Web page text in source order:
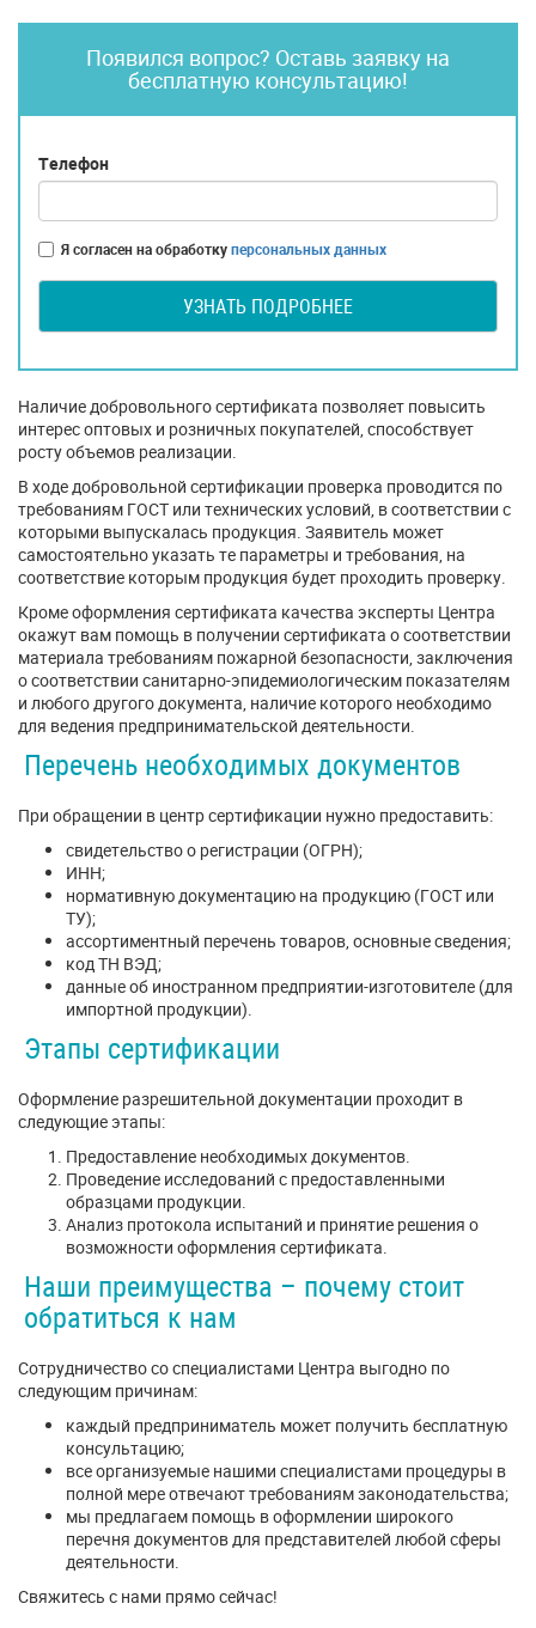
Появился вопрос? Оставь заявку на
бесплатную консультацию!
Телефон
Я согласен на обработкуперсональных данных
УЗНАТЬ ПОДРОБНЕЕ
Наличие добровольного сертификата позволяет повысить
интерес оптовых и розничных покупателей, способствует
росту объемов реализации.
В ходе добровольной сертификации проверка проводится по
требованиям ГОСТ или технических условий, в соответствии с
которыми выпускалась продукция. Заявитель может
самостоятельно указать те параметры и требования, на
соответствие которым продукция будет проходить проверку.
Кроме оформления сертификата качества эксперты Центра
окажут вам помощь в получении сертификата о соответствии
материала требованиям пожарной безопасности, заключения
о соответствии санитарно-эпидемиологическим показателям
и любого другого документа, наличие которого необходимо
для ведения предпринимательской деятельности.
Перечень необходимых документов
При обращении в центр сертификации нужно предоставить:
свидетельство о регистрации (ОГРН);
ИНН;
нормативную документацию на продукцию (ГОСТ или
ТУ);
ассортиментный перечень товаров, основные сведения;
код ТН ВЭД;
данные об иностранном предприятии-изготовителе (для
импортной продукции).
Этапы сертификации
Оформление разрешительной документации проходит в
следующие этапы:
Предоставление необходимых документов.
Проведение исследований с предоставленными
образцами продукции.
Анализ протокола испытаний и принятие решения о
возможности оформления сертификата.
Наши преимущества – почему стоит
обратиться к нам
Сотрудничество со специалистами Центра выгодно по
следующим причинам:
каждый предприниматель может получить бесплатную
консультацию;
все организуемые нашими специалистами процедуры в
полной мере отвечают требованиям законодательства;
мы предлагаем помощь в оформлении широкого
перечня документов для представителей любой сферы
деятельности.
Свяжитесь с нами прямо сейчас!